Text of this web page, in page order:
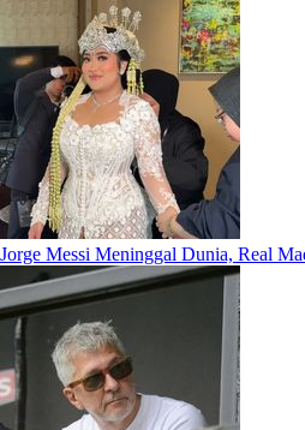
Jorge Messi Meninggal Dunia, Real